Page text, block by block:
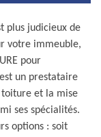
plus judicieux de
votre immeuble,
pour
un prestataire
toiture et la mise
ses spécialités.
options : soit